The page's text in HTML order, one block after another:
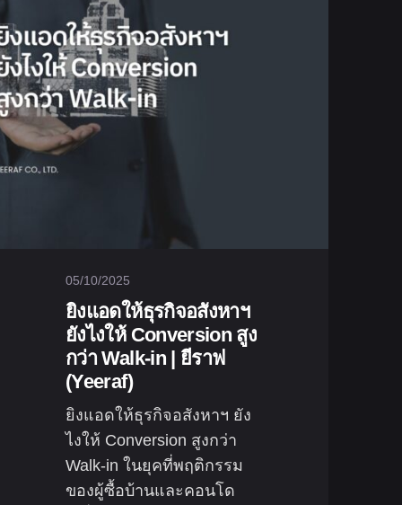
05/10/2025
ยิงแอดให้ธุรกิจอสังหาฯ
ยังไงให้ Conversion สูง
กว่า Walk-in | ยีราฟ
(Yeeraf)
ยิงแอดให้ธุรกิจอสังหาฯ ยัง
ไงให้ Conversion สูงกว่า
Walk-in ในยุคที่พฤติกรรม
ของผู้ซื้อบ้านและคอนโด